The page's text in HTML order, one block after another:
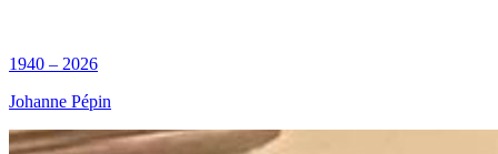
1940 – 2026
Johanne Pépin